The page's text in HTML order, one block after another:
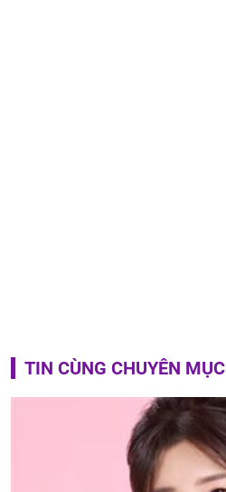
TIN CÙNG CHUYÊN MỤC